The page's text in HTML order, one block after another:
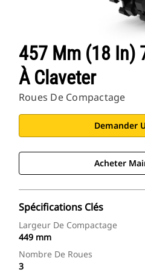
457 Mm (18 In)
À Claveter
Roues De Compactage
Demander
Acheter
Spécifications Clés
Largeur De Compactage
449 mm
Nombre De Roues
3